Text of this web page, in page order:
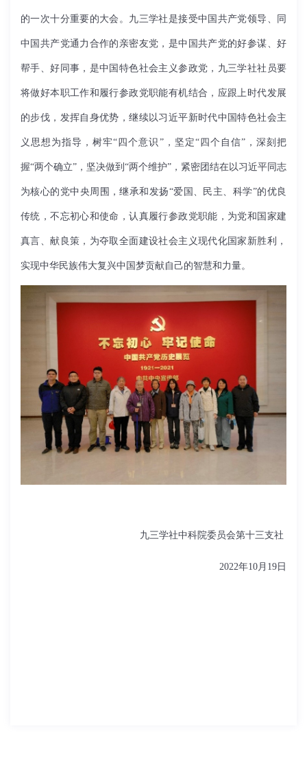
的一次十分重要的大会。九三学社是接受中国共产党领导、同
中国共产党通力合作的亲密友党，是中国共产党的好参谋、好
帮手、好同事，是中国特色社会主义参政党，九三学社社员要
将做好本职工作和履行参政党职能有机结合，应跟上时代发展
的步伐，发挥自身优势，继续以习近平新时代中国特色社会主
义思想为指导，树牢“四个意识”，坚定“四个自信”，深刻把
握“两个确立”，坚决做到“两个维护”，紧密团结在以习近平同志
为核心的党中央周围，继承和发扬“爱国、民主、科学”的优良
传统，不忘初心和使命，认真履行参政党职能，为党和国家建
真言、献良策，为夺取全面建设社会主义现代化国家新胜利，
实现中华民族伟大复兴中国梦贡献自己的智慧和力量。
九三学社中科院委员会第十三支社
2022年10月19日